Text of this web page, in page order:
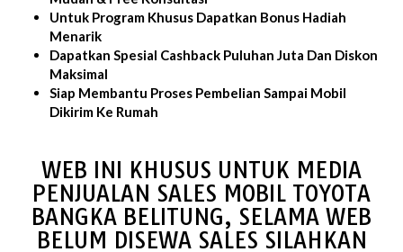
Untuk Program Khusus Dapatkan Bonus Hadiah
Menarik
Dapatkan Spesial Cashback Puluhan Juta Dan Diskon
Maksimal
Siap Membantu Proses Pembelian Sampai Mobil
Dikirim Ke Rumah
WEB INI KHUSUS UNTUK MEDIA
PENJUALAN SALES MOBIL TOYOTA
BANGKA BELITUNG, SELAMA WEB
BELUM DISEWA SALES SILAHKAN